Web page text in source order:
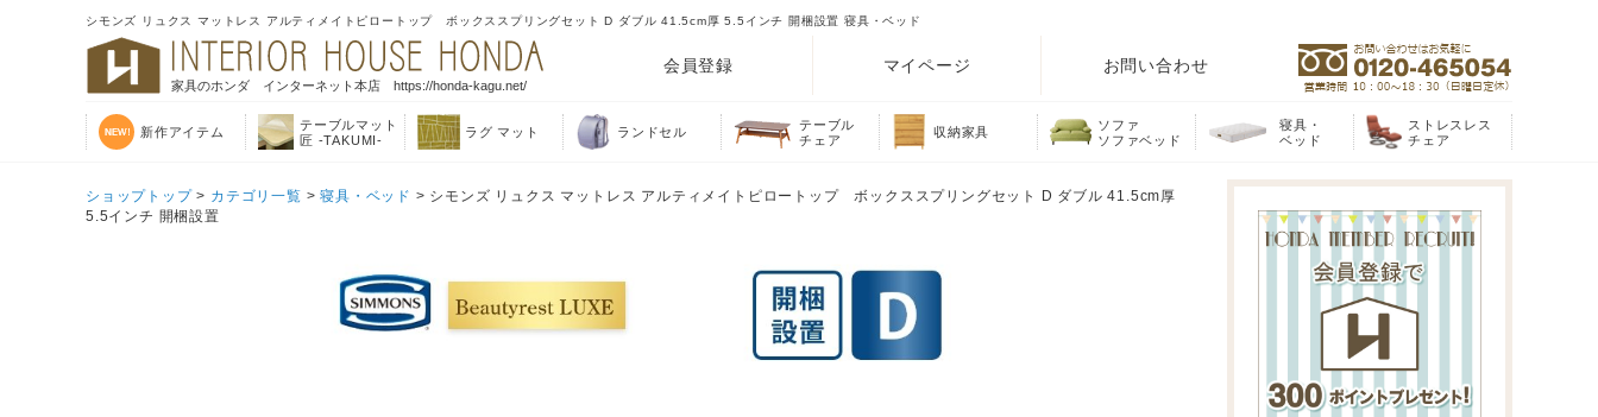
シモンズ リュクス マットレス アルティメイトピロートップ ボックススプリングセット D ダブル 41.5cm厚 5.5インチ 開梱設置 寝具・ベッド
家具のホンダ インターネット本店 https://honda-kagu.net/
会員登録 マイページ お問い合わせ
新作アイテム
テーブルマット
匠 -TAKUMI-
ラグ マット ランドセル
テーブル
チェア
収納家具
ソファ
ソファベッド
寝具・
ベッド
ストレスレス
チェア
ショップトップ> カテゴリ一覧 >寝具・ベッド > シモンズ リュクス マットレス アルティメイトピロートップ ボックススプリングセット D ダブル 41.5cm厚
5.5インチ 開梱設置